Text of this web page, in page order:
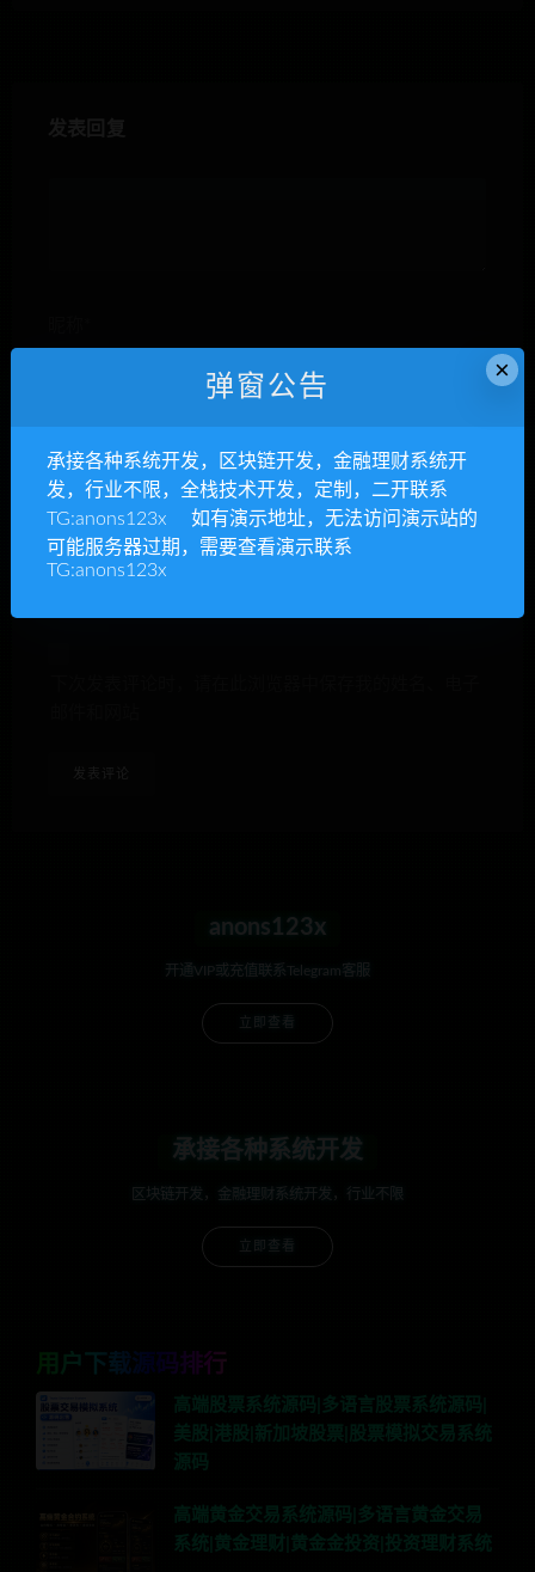
网站
anons123x
开通VIP或充值联系Telegram客服
立即查看
承接各种系统开发
区块链开发，金融理财系统开发，行业不限
立即查看
用户下载源码排行
高端股票系统源码|多语言股票系统源码|
美股|港股|新加坡股票|股票模拟交易系统
源码
高端黄金交易系统源码|多语言黄金交易
系统|黄金理财|黄金金投资|投资理财系统
×
弹窗公告
承接各种系统开发，区块链开发，金融理财系统开
发，行业不限，全栈技术开发，定制，二开联系
TG:anons123x 如有演示地址，无法访问演示站的
可能服务器过期，需要查看演示联系
TG:anons123x